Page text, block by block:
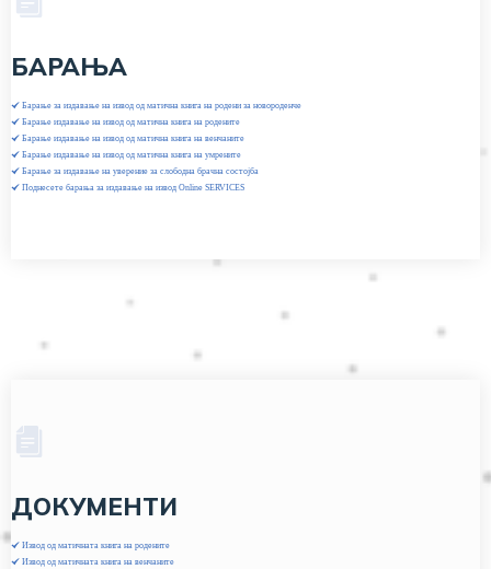
БАРАЊА
Барање за издавање на извод од матична книга на родени за новороденче
Барање издавање на извод од матична книга на родените
Барање издавање на извод од матична книга на венчаните
Барање издавање на извод од матична книга на умрените
Барање за издавање на уверение за слободна брачна состојба
Поднесете барања за издавање на извод Online SERVICES
ДОКУМЕНТИ
Извод од матичната книга на родените
Извод од матичната книга на венчаните